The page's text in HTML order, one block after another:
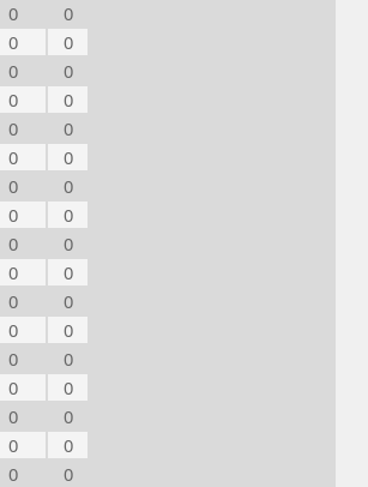
0
0
0
0
0
0
0
0
0
0
0
0
0
0
0
0
0
0
0
0
0
0
0
0
0
0
0
0
0
0
0
0
0
0